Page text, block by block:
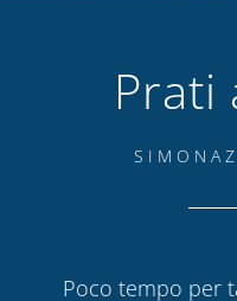
Prati
Poco tempo per